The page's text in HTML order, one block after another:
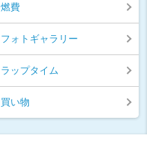
燃費
フォトギャラリー
ラップタイム
買い物